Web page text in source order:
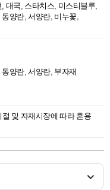
대국, 스타치스, 미스티블루,
양란, 서양란, 비누꽃,
양란, 서양란, 부자재
및 자재시장에 따라 혼용